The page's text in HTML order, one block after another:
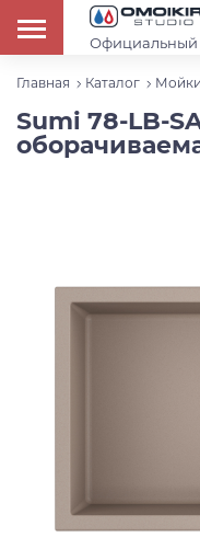
Официальный
Главная Каталог Мойки
Sumi 78-LB-